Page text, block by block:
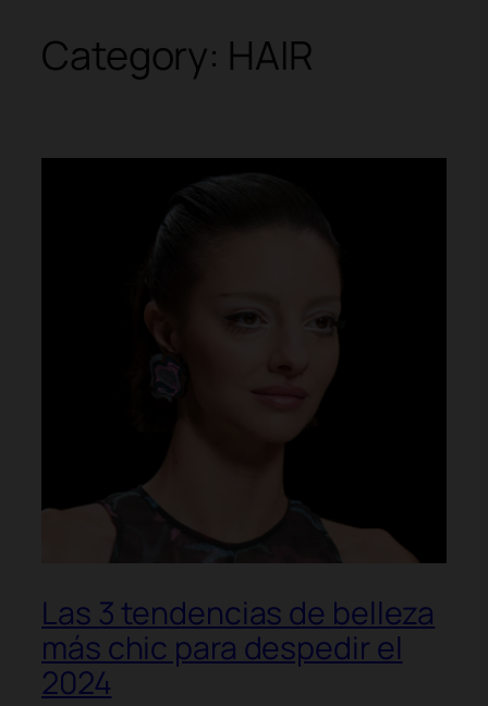
SkipCategory: HAIR
Las 3 tendencias de belleza
más chic para despedir el
2024